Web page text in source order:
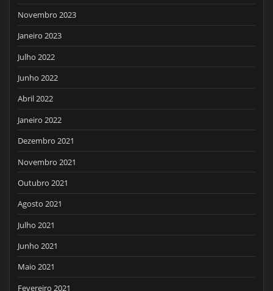
Novembro 2023
Janeiro 2023
Julho 2022
Junho 2022
Abril 2022
Janeiro 2022
Dezembro 2021
Novembro 2021
Outubro 2021
Agosto 2021
Julho 2021
Junho 2021
Maio 2021
Fevereiro 2021